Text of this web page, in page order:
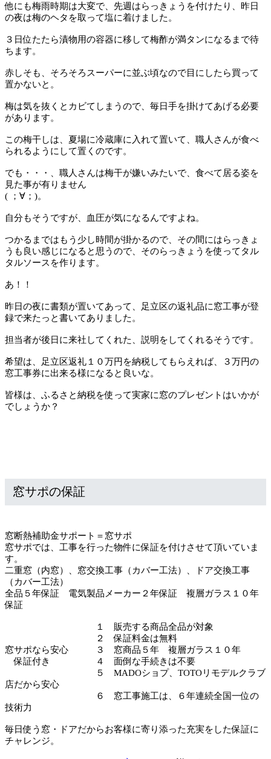
他にも梅雨時期は大変で、先週はらっきょうを付けたり、昨日
の夜は梅のヘタを取って塩に着けました。
３日位たたら漬物用の容器に移して梅酢が満タンになるまで待
ちます。
赤しそも、そろそろスーパーに並ぶ頃なので目にしたら買って
置かないと。
梅は気を抜くとカビてしまうので、毎日手を掛けてあげる必要
があります。
この梅干しは、夏場に冷蔵庫に入れて置いて、職人さんが食べ
られるようにして置くのです。
でも・・・、職人さんは梅干が嫌いみたいで、食べて居る姿を
見た事が有りません
( ；∀；)。
自分もそうですが、血圧が気になるんですよね。
つかるまではもう少し時間が掛かるので、その間にはらっきょ
うも良い感じになると思うので、そのらっきょうを使ってタル
タルソースを作ります。
あ！！
昨日の夜に書類が置いてあって、足立区の返礼品に窓工事が登
録で来たっと書いてありました。
担当者が後日に来社してくれた、説明をしてくれるそうです。
希望は、足立区返礼１０万円を納税してもらえれば、３万円の
窓工事券に出来る様になると良いな。
皆様は、ふるさと納税を使って実家に窓のプレゼントはいかが
でしょうか？
窓サポの保証
窓断熱補助金サポート＝窓サポ
窓サポでは、工事を行った物件に保証を付けさせて頂いていま
す。
二重窓（内窓）、窓交換工事（カバー工法）、ドア交換工事
（カバー工法）
全品５年保証 電気製品メーカー２年保証 複層ガラス１０年
保証
１ 販売する商品全品が対象
２ 保証料金は無料
窓サポなら安心 ３ 窓商品５年 複層ガラス１０年
保証付き ４ 面倒な手続きは不要
５ MADOショプ、TOTOリモデルクラブ
店だから安心
６ 窓工事施工は、６年連続全国一位の
技術力
毎日使う窓・ドアだからお客様に寄り添った充実をした保証に
チャレンジ。